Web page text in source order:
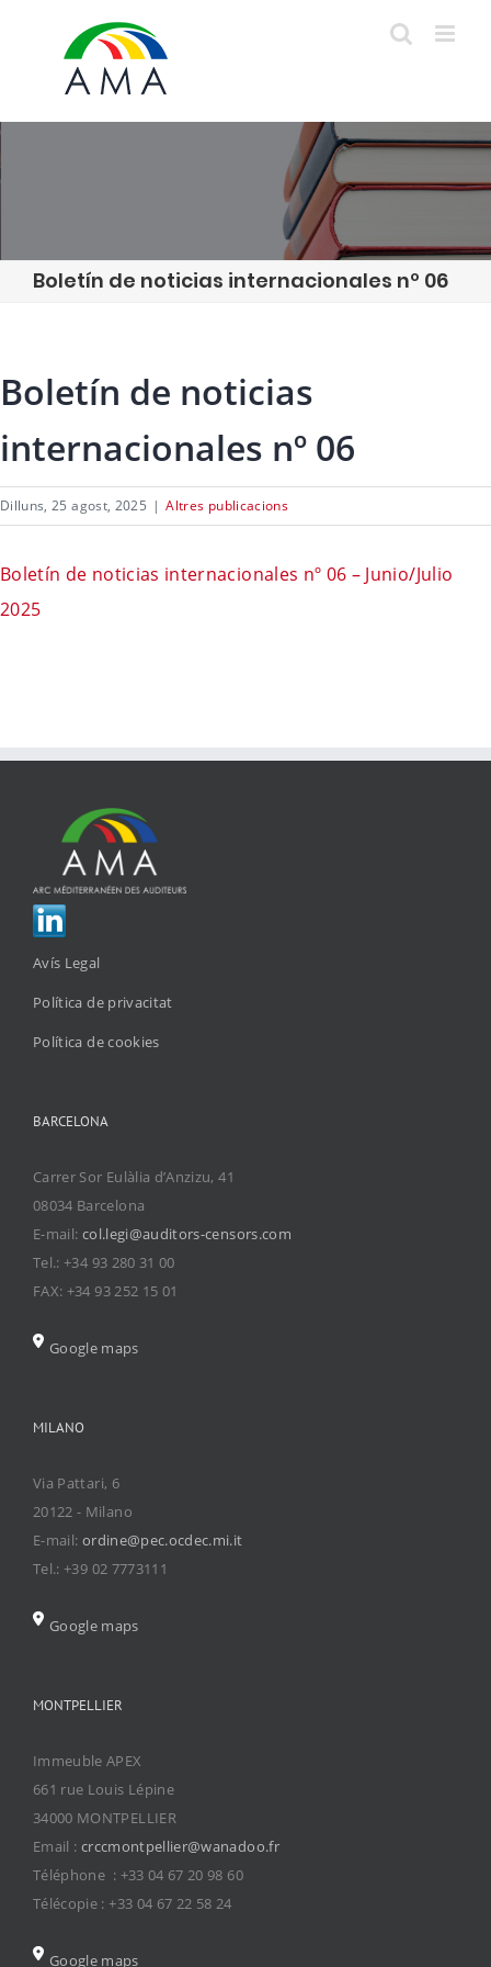
content
Boletín de noticias internacionales nº 06
Boletín de noticias
internacionales nº 06
Dilluns, 25 agost, 2025 | Altres publicacions
Boletín de noticias internacionales nº 06 – Junio/Julio
2025
Avís Legal
Política de privacitat
Política de cookies
BARCELONA
Carrer Sor Eulàlia d’Anzizu, 41
08034 Barcelona
E-mail: col.legi@auditors-censors.com
Tel.: +34 93 280 31 00
FAX: +34 93 252 15 01
Google maps
MILANO
Via Pattari, 6
20122 - Milano
E-mail: ordine@pec.ocdec.mi.it
Tel.: +39 02 7773111
Google maps
MONTPELLIER
Immeuble APEX
661 rue Louis Lépine
34000 MONTPELLIER
Email : crccmontpellier@wanadoo.fr
Téléphone : +33 04 67 20 98 60
Télécopie : +33 04 67 22 58 24
Google maps